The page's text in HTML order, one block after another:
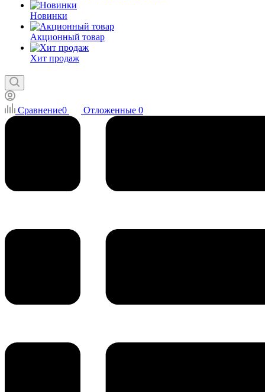
Новинки
Акционный товар
Хит продаж
Сравнение0 Отложенные 0